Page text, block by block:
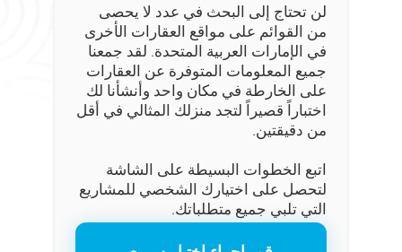
لن تحتاج إلى البحث في عدد لا يحصى
من القوائم على مواقع العقارات الأخرى
في الإمارات العربية المتحدة. لقد جمعنا
جميع المعلومات المتوفرة عن العقارات
على الخارطة في مكان واحد وأنشأنا لك
اختباراً قصيراً لتجد منزلك المثالي في أقل
من دقيقتين.
اتبع الخطوات البسيطة على الشاشة
لتحصل على اختيارك الشخصي للمشاريع
التي تلبي جميع متطلباتك.